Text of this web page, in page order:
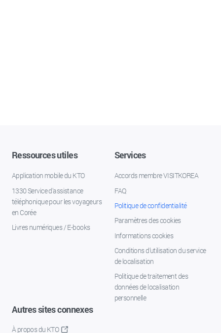
Ressources utiles
Application mobile du KTO
1330 Service d'assistance
téléphonique pour les voyageurs
en Corée
Livres numériques / E-books
Services
Accords membre VISITKOREA
FAQ
Politique de confidentialité
Paramètres des cookies
Informations cookies
Conditions d’utilisation du service
de localisation
Politique de traitement des
données de localisation
personnelle
Autres sites connexes
À propos du KTO